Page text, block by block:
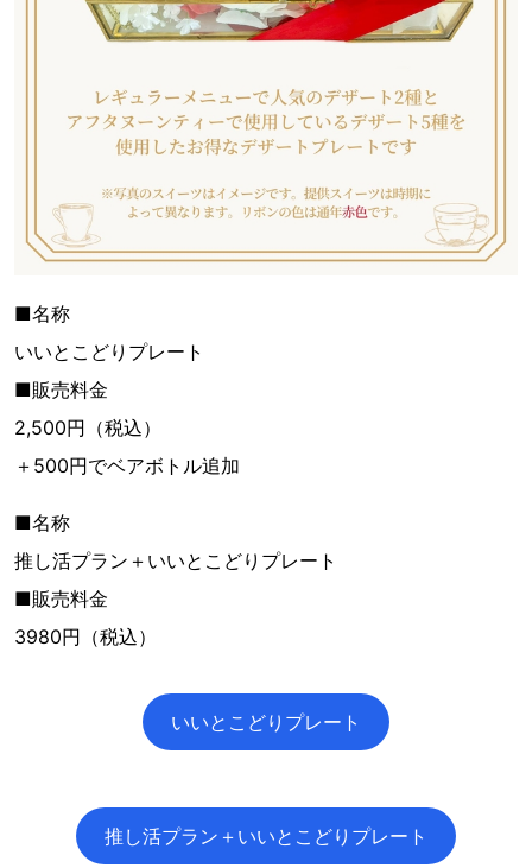
■名称
いいとこどりプレート
■販売料金
2,500円（税込）
＋500円でベアボトル追加
■名称
推し活プラン＋いいとこどりプレート
■販売料金
3980円（税込）
いいとこどりプレート
推し活プラン＋いいとこどりプレート